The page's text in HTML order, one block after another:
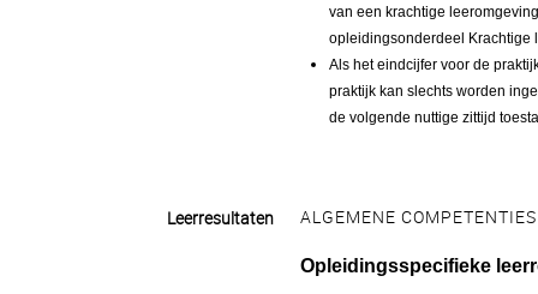
van een krachtige
opleidingsonderdeel Krachtige
Als het eindcijfer voor de
praktijk kan slechts worden
de volgende nuttige zittijd
Leerresultaten ALGEMENE COMPETENTIES
Opleidingsspecifieke